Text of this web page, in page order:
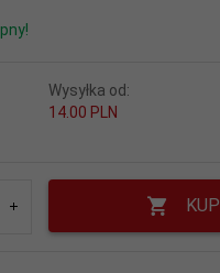
Wysyłka od:
14.00 PLN